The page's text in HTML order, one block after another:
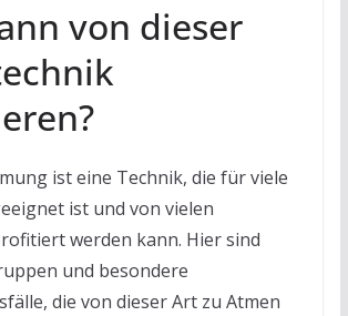
von dieser
ist eine Technik, die für viele
ist und von vielen
werden kann. Hier sind
und besondere
die von dieser Art zu Atmen